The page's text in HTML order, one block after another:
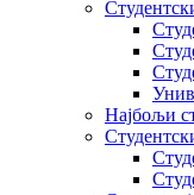
Најбољи